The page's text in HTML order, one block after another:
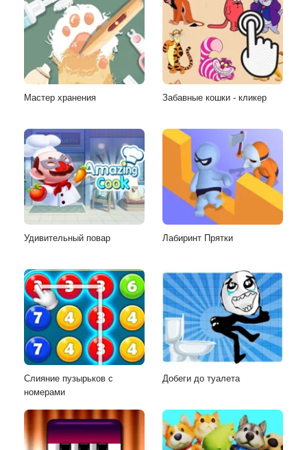
Мастер хранения Забавные кошки - кликер
Удивительный повар Лабиринт Прятки
Слияние пузырьков с
номерами
Добеги до туалета